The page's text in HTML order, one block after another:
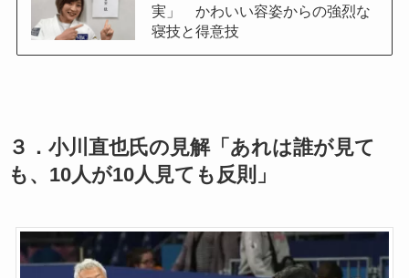
実」 かわいい容姿からの強烈な
寝技と得意技
３．小川直也氏の見解「あれは誰が見て
も、10人が10人見ても反則」